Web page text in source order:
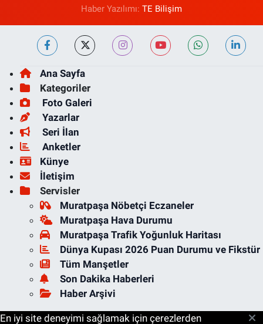
Haber Yazılımı: TE Bilişim
Ana Sayfa
Kategoriler
Foto Galeri
Yazarlar
Seri İlan
Anketler
Künye
İletişim
Servisler
Muratpaşa Nöbetçi Eczaneler
Muratpaşa Hava Durumu
Muratpaşa Trafik Yoğunluk Haritası
Dünya Kupası 2026 Puan Durumu ve Fikstür
Tüm Manşetler
Son Dakika Haberleri
Haber Arşivi
En iyi site deneyimi sağlamak için çerezlerden